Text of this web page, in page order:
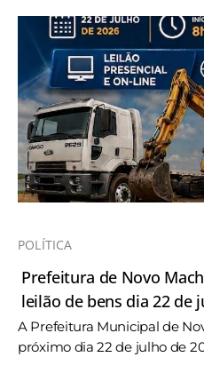
POLÍTICA
Prefeitura de Novo
leilão de bens dia 22 de
A Prefeitura Municipal de
próximo dia 22 de julho de